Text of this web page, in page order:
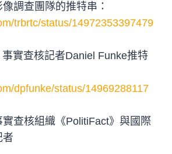
像調查團隊的推特串：
trbrtc/status/14972353397479
事實查核記者Daniel Funke推特
dpfunke/status/14969288117
查核組織《PolitiFact》與國際
者